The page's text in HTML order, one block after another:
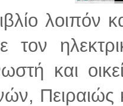
λοιπόν
τον
και